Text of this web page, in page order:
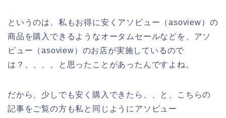
というのは、私もお得に安くアソビュー（asoview）の
商品を購入できるようなオータムセールなどを、アソ
ビュー（asoview）のお店が実施しているので
は？、、、。と思ったことがあったんですよね。
だから、少しでも安く購入できたら、、と、こちらの
記事をご覧の方も私と同じようにアソビュー